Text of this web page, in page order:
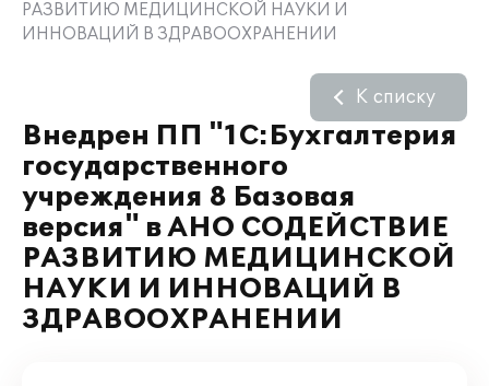
РАЗВИТИЮ МЕДИЦИНСКОЙ НАУКИ И
ИННОВАЦИЙ В ЗДРАВООХРАНЕНИИ
Внедрен ПП "1С:Бухгалтерия
государственного
учреждения 8 Базовая
версия" в АНО СОДЕЙСТВИЕ
РАЗВИТИЮ МЕДИЦИНСКОЙ
НАУКИ И ИННОВАЦИЙ В
ЗДРАВООХРАНЕНИИ
К списку